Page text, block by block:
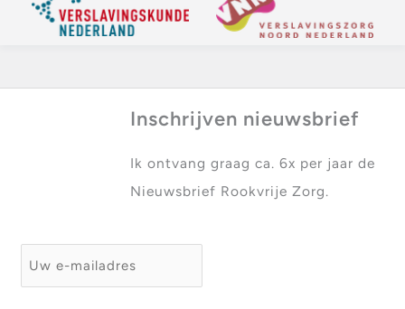
Inschrijven nieuwsbrief
Ik ontvang graag ca. 6x per jaar de
Nieuwsbrief Rookvrije Zorg.
E-mailadres *